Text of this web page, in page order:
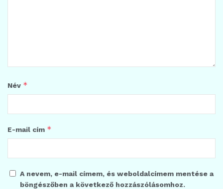
Név *
E-mail cím *
A nevem, e-mail címem, és weboldalcímem mentése a
böngészőben a következő hozzászólásomhoz.